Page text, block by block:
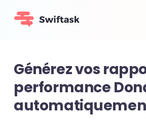
Générez vos
performance